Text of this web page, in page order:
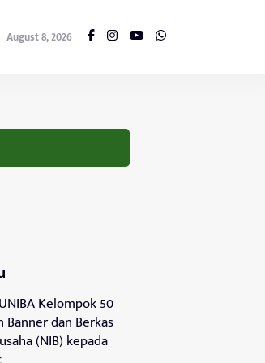
August 8, 2026
Kelompok 50
Banner dan Berkas
(NIB) kepada